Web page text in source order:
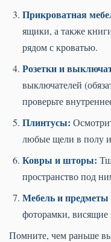
Прикроватная
ящики, а также
рядом с кроватью.
Розетки и
выключателей
проверьте
Плинтусы:
любые щели в полу
Ковры и шторы:
пространство под
Мебель и предметы
фоторамки, висящие
Помните, чем раньше